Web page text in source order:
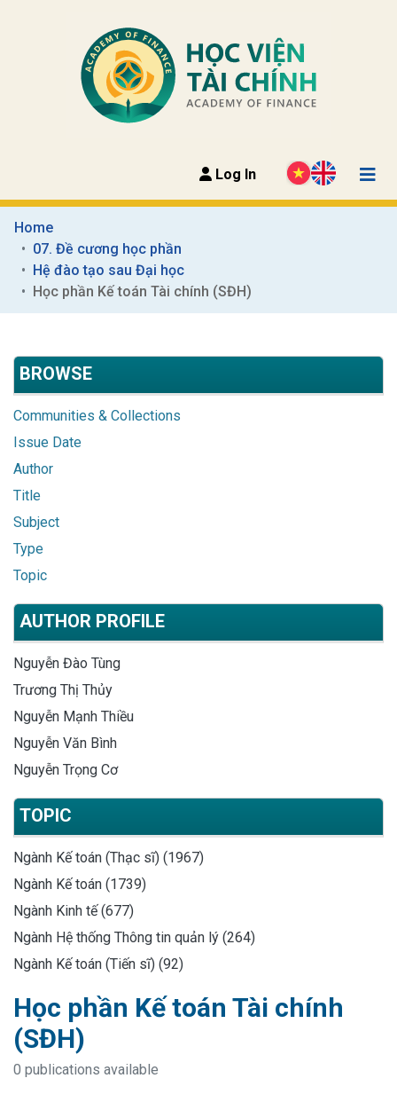
Log In
Home
07. Đề cương học phần
Hệ đào tạo sau Đại học
Học phần Kế toán Tài chính (SĐH)
BROWSE
Communities & Collections
Issue Date
Author
Title
Subject
Type
Topic
AUTHOR PROFILE
Nguyễn Đào Tùng
Trương Thị Thủy
Nguyễn Mạnh Thiều
Nguyễn Văn Bình
Nguyễn Trọng Cơ
TOPIC
Ngành Kế toán (Thạc sĩ) (1967)
Ngành Kế toán (1739)
Ngành Kinh tế (677)
Ngành Hệ thống Thông tin quản lý (264)
Ngành Kế toán (Tiến sĩ) (92)
Học phần Kế toán Tài chính
(SĐH)
0 publications available